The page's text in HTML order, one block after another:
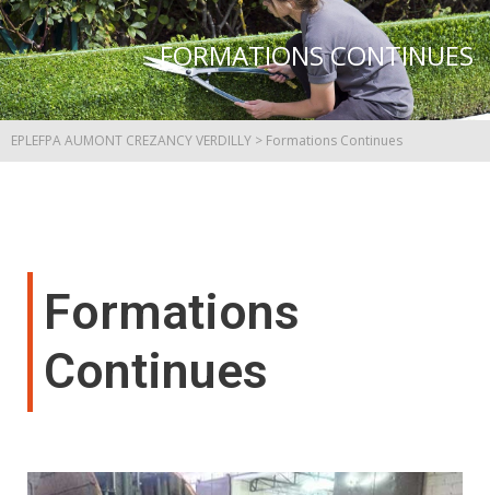
FORMATIONS CONTINUES
EPLEFPA AUMONT CREZANCY VERDILLY > Formations Continues
Formations
Continues